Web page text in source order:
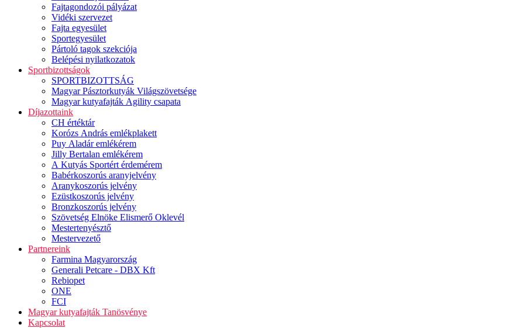
Fajtagondozói pályázat
Vidéki szervezet
Fajta egyesület
Sportegyesület
Pártoló tagok szekciója
Belépési nyilatkozatok
Sportbizottságok
SPORTBIZOTTSÁG
Magyar Pásztorkutyák Világszövetsége
Magyar kutyafajták Agility csapata
Díjazottaink
CH értéktár
Korózs András emlékplakett
Puy Aladár emlékérem
Jilly Bertalan emlékérem
A Kutyás Sportért érdemérem
Babérkoszorús aranyjelvény
Aranykoszorús jelvény
Ezüstkoszorús jelvény
Bronzkoszorús jelvény
Szövetség Elnöke Elismerő Oklevél
Mestertenyésztő
Mestervezető
Partnereink
Farmina Magyarország
Generali Petcare - DBX Kft
Rebiopet
ONE
FCI
Magyar kutyafajták Tanösvénye
Kapcsolat